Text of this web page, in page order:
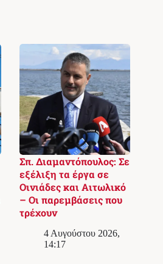
Σπ. Διαμαντόπουλος: Σε
εξέλιξη τα έργα σε
Οινιάδες και Αιτωλικό
– Οι παρεμβάσεις που
τρέχουν
4 Αυγούστου 2026,
14:17